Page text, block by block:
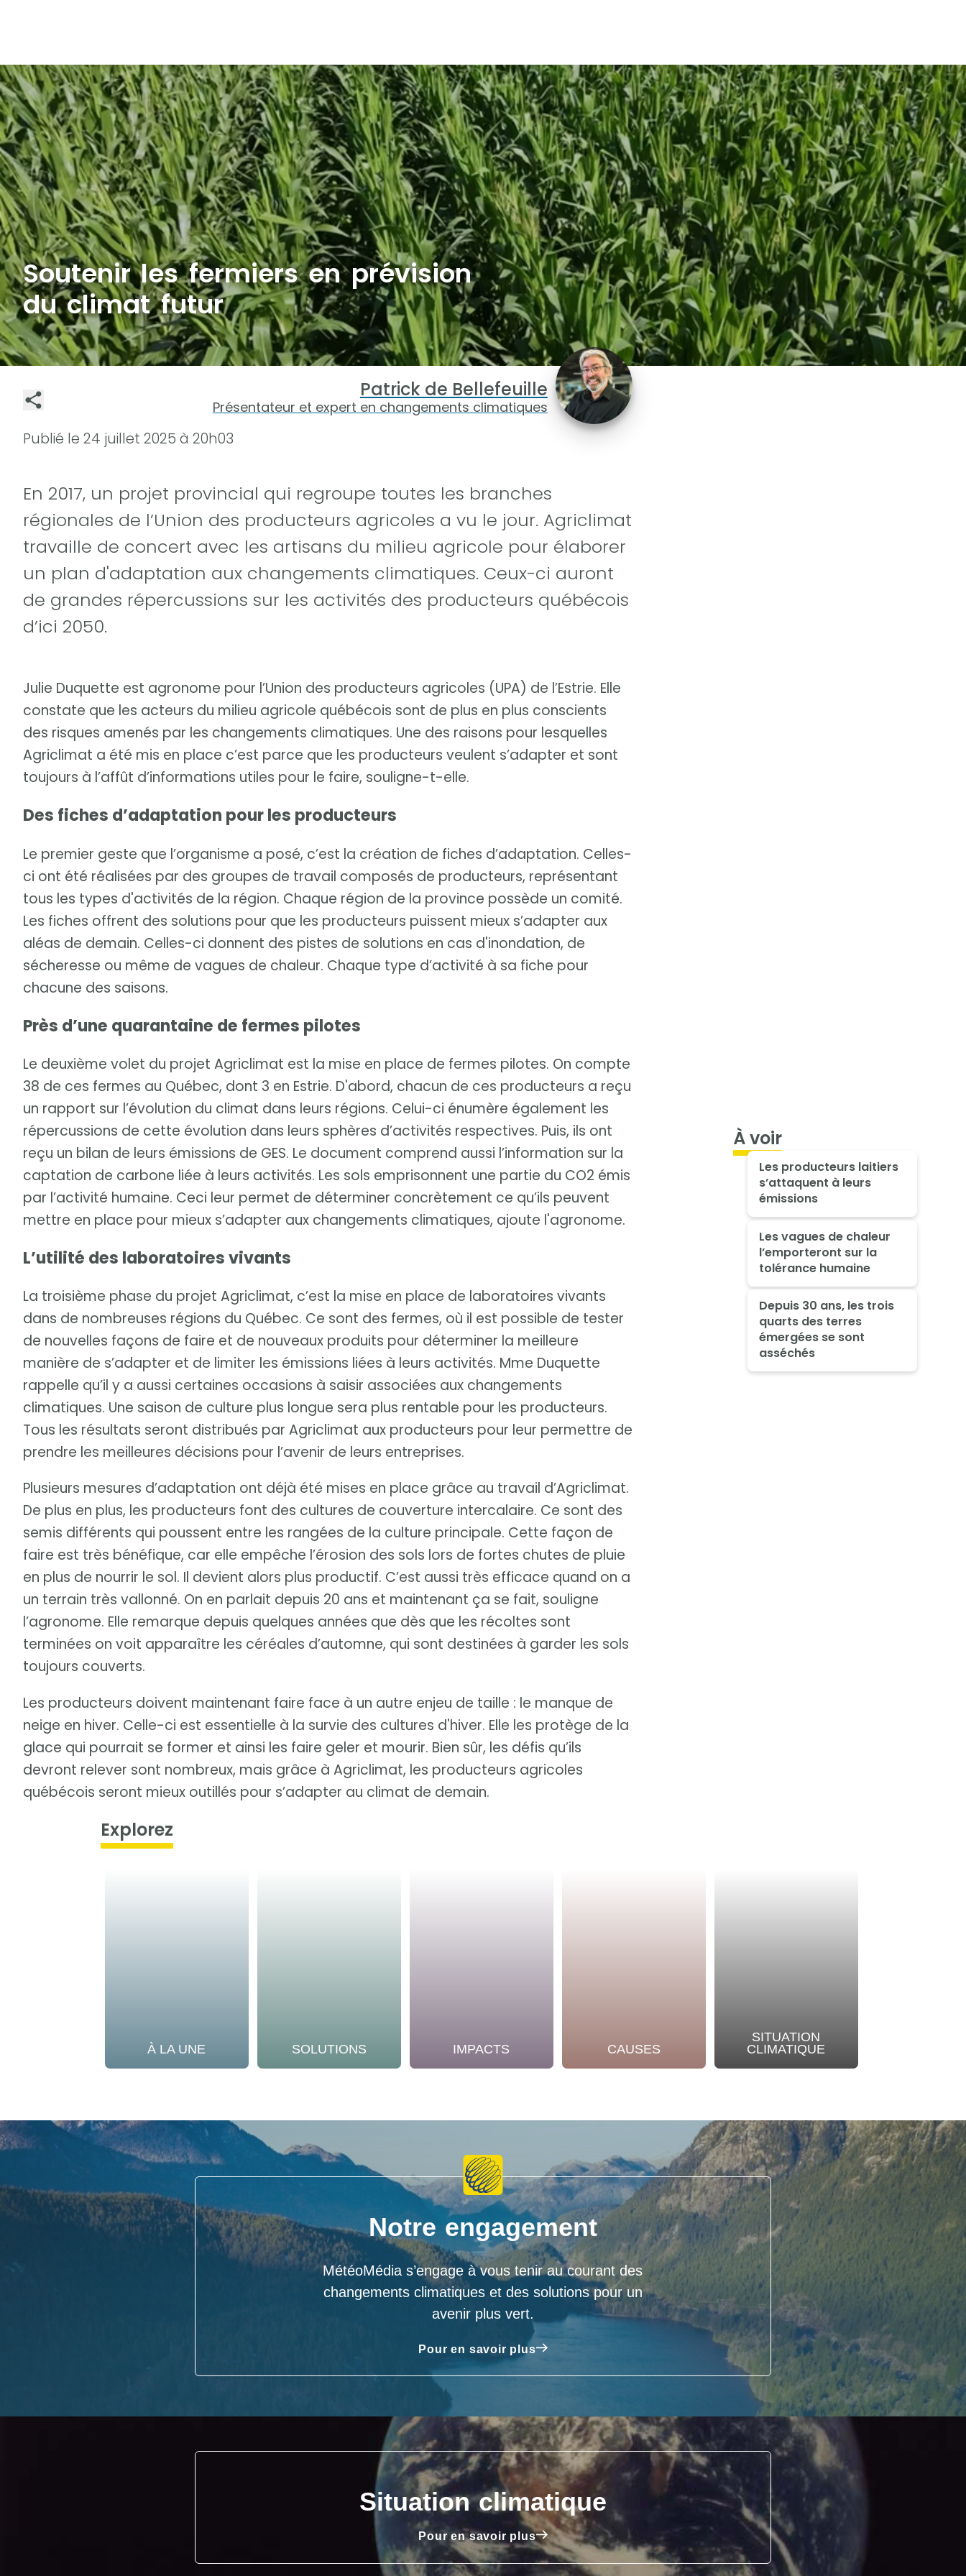
Soutenir les fermiers en prévision
du climat futur
Patrick de Bellefeuille
Présentateur et expert en changements climatiques
Publié le 24 juillet 2025 à 20h03
En 2017, un projet provincial qui regroupe toutes les branches
régionales de l’Union des producteurs agricoles a vu le jour. Agriclimat
travaille de concert avec les artisans du milieu agricole pour élaborer
un plan d'adaptation aux changements climatiques. Ceux-ci auront
de grandes répercussions sur les activités des producteurs québécois
d’ici 2050.
Julie Duquette est agronome pour l’Union des producteurs agricoles (UPA) de l’Estrie. Elle
constate que les acteurs du milieu agricole québécois sont de plus en plus conscients
des risques amenés par les changements climatiques. Une des raisons pour lesquelles
Agriclimat a été mis en place c’est parce que les producteurs veulent s’adapter et sont
toujours à l’affût d’informations utiles pour le faire, souligne-t-elle.
Des fiches d’adaptation pour les producteurs
Le premier geste que l’organisme a posé, c’est la création de fiches d’adaptation. Celles-
ci ont été réalisées par des groupes de travail composés de producteurs, représentant
tous les types d'activités de la région. Chaque région de la province possède un comité.
Les fiches offrent des solutions pour que les producteurs puissent mieux s’adapter aux
aléas de demain. Celles-ci donnent des pistes de solutions en cas d'inondation, de
sécheresse ou même de vagues de chaleur. Chaque type d’activité à sa fiche pour
chacune des saisons.
Près d’une quarantaine de fermes pilotes
Le deuxième volet du projet Agriclimat est la mise en place de fermes pilotes. On compte
38 de ces fermes au Québec, dont 3 en Estrie. D'abord, chacun de ces producteurs a reçu
un rapport sur l’évolution du climat dans leurs régions. Celui-ci énumère également les
répercussions de cette évolution dans leurs sphères d’activités respectives. Puis, ils ont
reçu un bilan de leurs émissions de GES. Le document comprend aussi l’information sur la
captation de carbone liée à leurs activités. Les sols emprisonnent une partie du CO2 émis
par l’activité humaine. Ceci leur permet de déterminer concrètement ce qu’ils peuvent
mettre en place pour mieux s’adapter aux changements climatiques, ajoute l'agronome.
L’utilité des laboratoires vivants
La troisième phase du projet Agriclimat, c’est la mise en place de laboratoires vivants
dans de nombreuses régions du Québec. Ce sont des fermes, où il est possible de tester
de nouvelles façons de faire et de nouveaux produits pour déterminer la meilleure
manière de s’adapter et de limiter les émissions liées à leurs activités. Mme Duquette
rappelle qu’il y a aussi certaines occasions à saisir associées aux changements
climatiques. Une saison de culture plus longue sera plus rentable pour les producteurs.
Tous les résultats seront distribués par Agriclimat aux producteurs pour leur permettre de
prendre les meilleures décisions pour l’avenir de leurs entreprises.
Plusieurs mesures d’adaptation ont déjà été mises en place grâce au travail d’Agriclimat.
De plus en plus, les producteurs font des cultures de couverture intercalaire. Ce sont des
semis différents qui poussent entre les rangées de la culture principale. Cette façon de
faire est très bénéfique, car elle empêche l’érosion des sols lors de fortes chutes de pluie
en plus de nourrir le sol. Il devient alors plus productif. C’est aussi très efficace quand on a
un terrain très vallonné. On en parlait depuis 20 ans et maintenant ça se fait, souligne
l’agronome. Elle remarque depuis quelques années que dès que les récoltes sont
terminées on voit apparaître les céréales d’automne, qui sont destinées à garder les sols
toujours couverts.
Les producteurs doivent maintenant faire face à un autre enjeu de taille : le manque de
neige en hiver. Celle-ci est essentielle à la survie des cultures d'hiver. Elle les protège de la
glace qui pourrait se former et ainsi les faire geler et mourir. Bien sûr, les défis qu’ils
devront relever sont nombreux, mais grâce à Agriclimat, les producteurs agricoles
québécois seront mieux outillés pour s’adapter au climat de demain.
À voir
Les producteurs laitiers
s’attaquent à leurs
émissions
Les vagues de chaleur
l’emporteront sur la
tolérance humaine
Depuis 30 ans, les trois
quarts des terres
émergées se sont
asséchés
Explorez
À LA UNE SOLUTIONS IMPACTS CAUSES
SITUATION
CLIMATIQUE
Notre engagement
MétéoMédia s’engage à vous tenir au courant des
changements climatiques et des solutions pour un
avenir plus vert.
Pour en savoir plus
Situation climatique
Pour en savoir plus